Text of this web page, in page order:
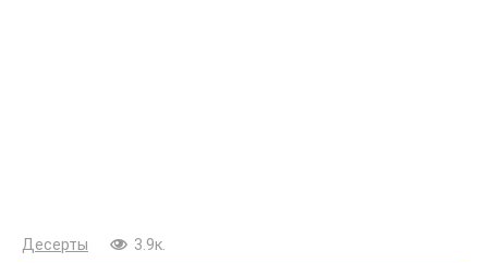
Десерты 3.9к.